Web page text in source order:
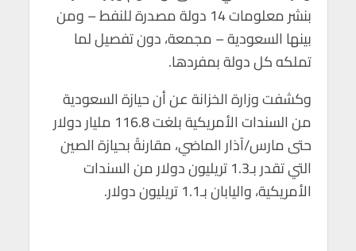
بنشر معلومات 14 دولة مصدرة للنفط – ومن
بينها السعودية – مجمعة، دون تفصيل لما
تملكه كل دولة بمفردها.
وكشفت وزارة الخزانة عن أن حيازة السعودية
من السندات الأمريكية بلغت 116.8 مليار دولار
حتى مارس/آذار الماضي، مقارنةً بحيازة الصين
التي تقدر بـ1.3 تريليون دولار من السندات
الأمريكية، واليابان بـ1.1 تريليون دولار.